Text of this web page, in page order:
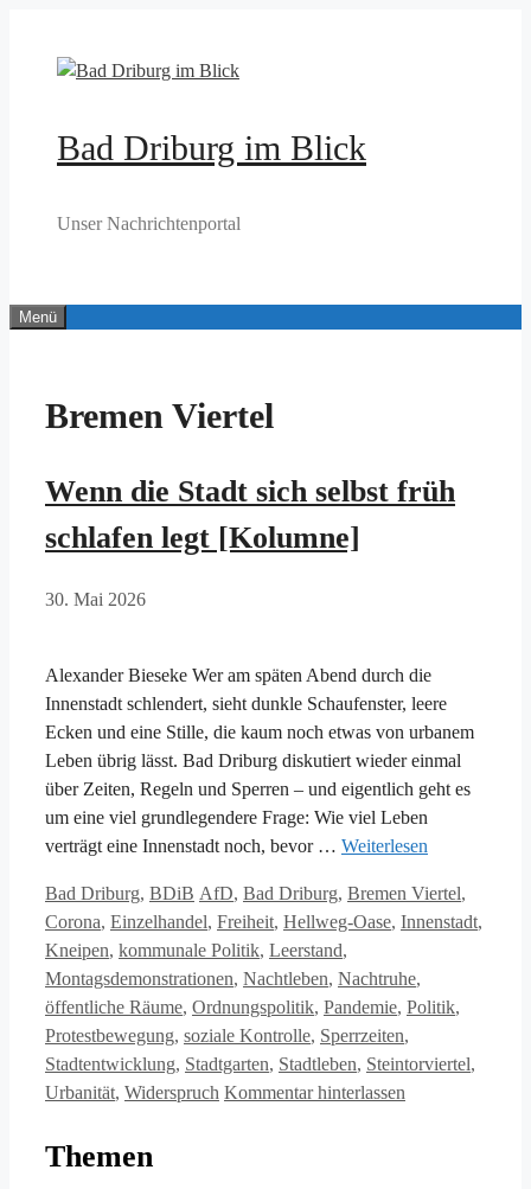
springen
Bad Driburg im Blick
Unser Nachrichtenportal
Menü
Bremen Viertel
Wenn die Stadt sich selbst früh
schlafen legt [Kolumne]
30. Mai 2026
Alexander Bieseke Wer am späten Abend durch die
Innenstadt schlendert, sieht dunkle Schaufenster, leere
Ecken und eine Stille, die kaum noch etwas von urbanem
Leben übrig lässt. Bad Driburg diskutiert wieder einmal
über Zeiten, Regeln und Sperren – und eigentlich geht es
um eine viel grundlegendere Frage: Wie viel Leben
verträgt eine Innenstadt noch, bevor … Weiterlesen
Kategorien
Bad Driburg, BDiB Schlagwörter
AfD, Bad Driburg, Bremen Viertel,
Corona, Einzelhandel, Freiheit, Hellweg-Oase, Innenstadt,
Kneipen, kommunale Politik, Leerstand,
Montagsdemonstrationen, Nachtleben, Nachtruhe,
öffentliche Räume, Ordnungspolitik, Pandemie, Politik,
Protestbewegung, soziale Kontrolle, Sperrzeiten,
Stadtentwicklung, Stadtgarten, Stadtleben, Steintorviertel,
Urbanität, Widerspruch Kommentar hinterlassen
Themen